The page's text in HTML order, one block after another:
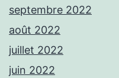
septembre 2022
août 2022
juillet 2022
juin 2022